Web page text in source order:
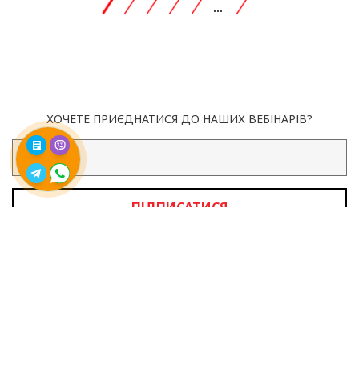
...
ХОЧЕТЕ ПРИЄДНАТИСЯ ДО НАШИХ ВЕБІНАРІВ?
ПІДПИСАТИСЯ